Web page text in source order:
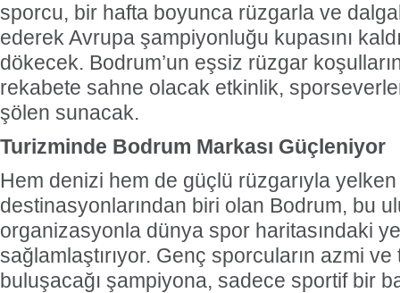
sporcu, bir hafta boyunca rüzgarla ve
ederek Avrupa şampiyonluğu kupasını
dökecek. Bodrum’un eşsiz rüzgar
rekabete sahne olacak etkinlik,
şölen sunacak.
Turizminde Bodrum Markası Güçleniyor
Hem denizi hem de güçlü rüzgarıyla
destinasyonlarından biri olan Bodrum, bu
organizasyonla dünya spor haritasındaki
sağlamlaştırıyor. Genç sporcuların azmi
buluşacağı şampiyona, sadece sportif bir